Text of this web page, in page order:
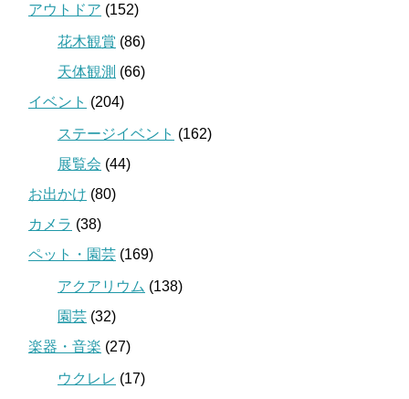
アウトドア (152)
花木観賞 (86)
天体観測 (66)
イベント (204)
ステージイベント (162)
展覧会 (44)
お出かけ (80)
カメラ (38)
ペット・園芸 (169)
アクアリウム (138)
園芸 (32)
楽器・音楽 (27)
ウクレレ (17)